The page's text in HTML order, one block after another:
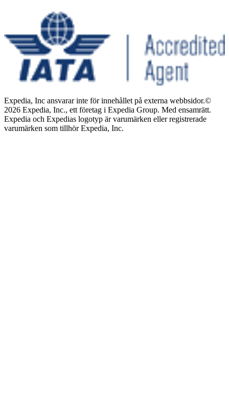
Expedia, Inc ansvarar inte för innehållet på externa webbsidor.©
2026 Expedia, Inc., ett företag i Expedia Group. Med ensamrätt.
Expedia och Expedias logotyp är varumärken eller registrerade
varumärken som tillhör Expedia, Inc.